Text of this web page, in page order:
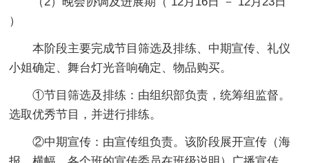
）
本阶段主要完成节目筛选及排练、中期宣传、礼仪
小姐确定、舞台灯光音响确定、物品购买。
①节目筛选及排练：由组织部负责，统筹组监督。
选取优秀节目，并进行排练。
②中期宣传：由宣传组负责。该阶段展开宣传（海